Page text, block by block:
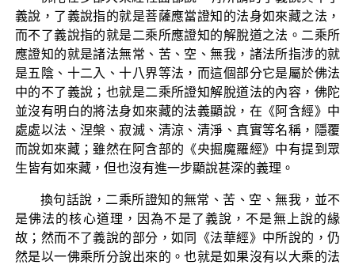
義說，了義說指的就是菩薩應當證知的法身如來藏之法，
而不了義說指的就是二乘所應證知的解脫道之法。二乘所
應證知的就是諸法無常、苦、空、無我，諸法所指涉的就
是五陰、十二入、十八界等法，而這個部分它是屬於佛法
中的不了義說；也就是二乘所證知解脫道法的內容，佛陀
並沒有明白的將法身如來藏的法義顯說，在《阿含經》中
處處以法、涅槃、寂滅、清涼、清淨、真實等名稱，隱覆
而說如來藏；雖然在阿含部的《央掘魔羅經》中有提到眾
生皆有如來藏，但也沒有進一步顯說甚深的義理。
換句話說，二乘所證知的無常、苦、空、無我，並不
是佛法的核心道理，因為不是了義說，不是無上說的緣
故；然而不了義說的部分，如同《法華經》中所說的，仍
然是以一佛乘所分說出來的。也就是如果沒有以大乘的法